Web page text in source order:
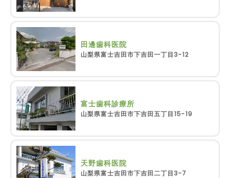
田邊歯科医院
山梨県富士吉田市下吉田一丁目3-12
富士歯科診療所
山梨県富士吉田市下吉田五丁目15-19
天野歯科医院
山梨県富士吉田市下吉田二丁目3-7